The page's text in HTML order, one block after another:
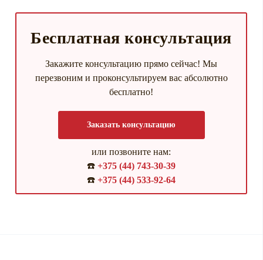
Бесплатная консультация
Закажите консультацию прямо сейчас! Мы
перезвоним и проконсультируем вас абсолютно
бесплатно!
Заказать консультацию
или позвоните нам:
☎️ +375 (44) 743-30-39
☎️ +375 (44) 533-92-64